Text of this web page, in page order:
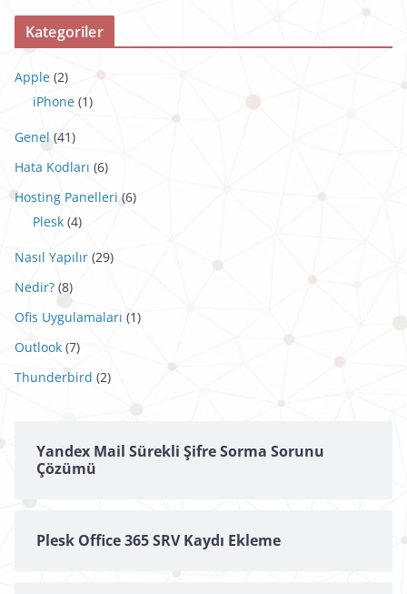
Kategoriler
Apple (2)
iPhone (1)
Genel (41)
Hata Kodları (6)
Hosting Panelleri (6)
Plesk (4)
Nasıl Yapılır (29)
Nedir? (8)
Ofis Uygulamaları (1)
Outlook (7)
Thunderbird (2)
Yandex Mail Sürekli Şifre Sorma Sorunu
Çözümü
Plesk Office 365 SRV Kaydı Ekleme